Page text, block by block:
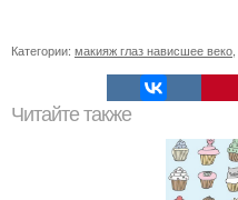
Категории: макияж глаз нависшее веко
Читайте также